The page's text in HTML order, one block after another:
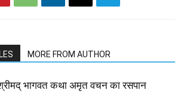
MORE FROM AUTHOR
भागवत कथा अमृत वचन का रसपान